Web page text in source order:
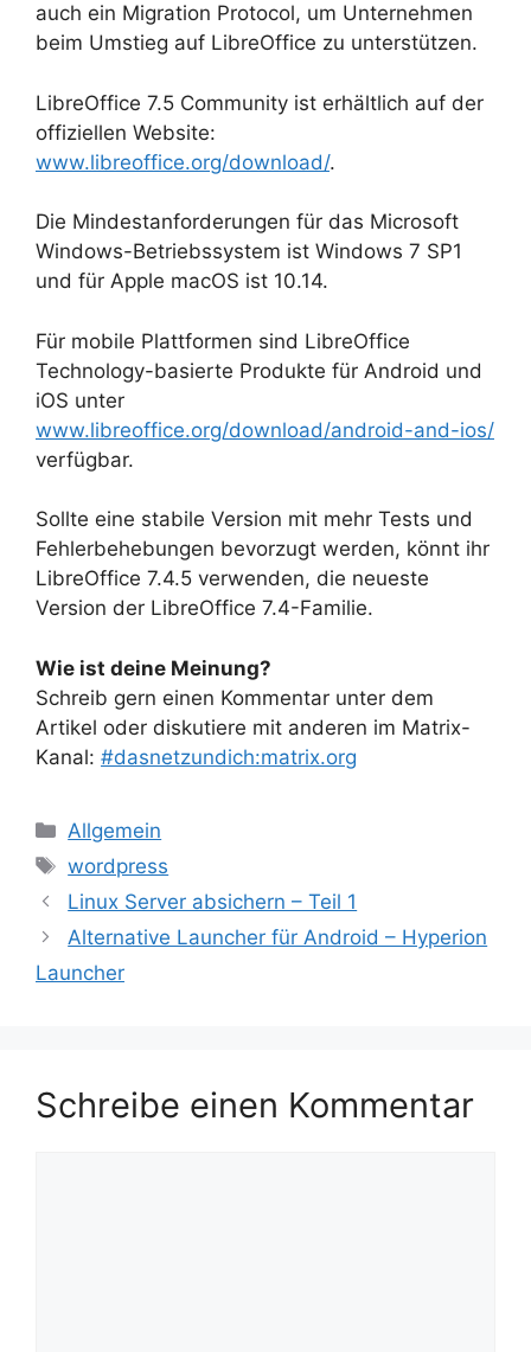
auch ein Migration Protocol, um Unternehmen
beim Umstieg auf LibreOffice zu unterstützen.
LibreOffice 7.5 Community ist erhältlich auf der
offiziellen Website:
www.libreoffice.org/download/.
Die Mindestanforderungen für das Microsoft
Windows-Betriebssystem ist Windows 7 SP1
und für Apple macOS ist 10.14.
Für mobile Plattformen sind LibreOffice
Technology-basierte Produkte für Android und
iOS unter
www.libreoffice.org/download/android-and-ios/
verfügbar.
Sollte eine stabile Version mit mehr Tests und
Fehlerbehebungen bevorzugt werden, könnt ihr
LibreOffice 7.4.5 verwenden, die neueste
Version der LibreOffice 7.4-Familie.
Wie ist deine Meinung?
Schreib gern einen Kommentar unter dem
Artikel oder diskutiere mit anderen im Matrix-
Kanal: #dasnetzundich:matrix.org
Kategorien
Allgemein
Schlagwörter
wordpress
Linux Server absichern – Teil 1
Alternative Launcher für Android – Hyperion
Launcher
Schreibe einen Kommentar